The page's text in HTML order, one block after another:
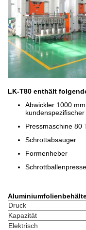
LK-T80 enthält
Abwickler 1000
Pressmaschine 80
Schrottabsauger
Formenheber
Schrottballenpresse
Druck
Kapazität
Elektrisch